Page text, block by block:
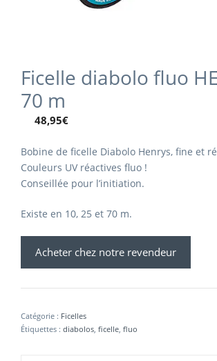
Ficelle diabolo fluo
70 m
48,95€
Bobine de ficelle Diabolo Henrys, fine et
Couleurs UV réactives fluo !
Conseillée pour l’initiation.
Existe en 10, 25 et 70 m.
Acheter chez notre revendeur
Catégorie : Ficelles
Étiquettes : diabolos, ficelle, fluo